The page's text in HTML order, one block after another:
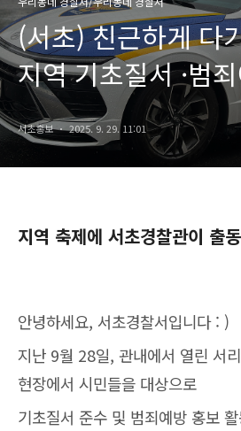
(서초) 친근하게 다
지역 기초질서 ·범
활동!
서초홍보 2025. 9. 29. 11:01
지역 축제에 서초경찰관이 출
안녕하세요, 서초경찰서입니다 : )
지난 9월 28일, 관내에서 열린 서
현장에서 시민들을 대상으로
기초질서 준수 및 범죄예방 홍보